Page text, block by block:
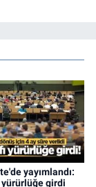
yayımlandı:
yürürlüğe girdi